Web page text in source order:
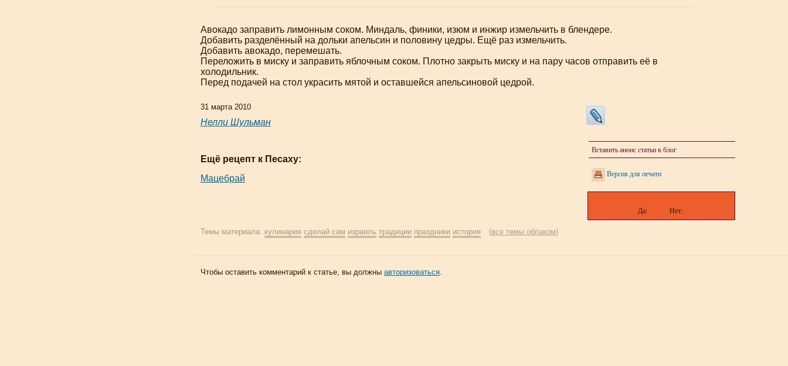
Авокадо заправить лимонным соком. Миндаль, финики, изюм и инжир измельчить в блендере.
Добавить разделённый на дольки апельсин и половину цедры. Ещё раз измельчить.
Добавить авокадо, перемешать.
Переложить в миску и заправить яблочным соком. Плотно закрыть миску и на пару часов отправить её в
холодильник.
Перед подачей на стол украсить мятой и оставшейся апельсиновой цедрой.
Вставить анонс статьи в блог
Версия для печати
Да: Нет:
31 марта 2010
Нелли Шульман
Ещё рецепт к Песаху:
Мацебрай
Темы материала: кулинария сделай сам израиль традиции праздники история (все темы облаком)
Чтобы оставить комментарий к статье, вы должны авторизоваться.